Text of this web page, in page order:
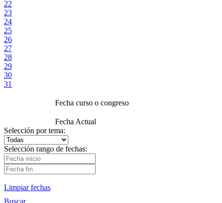
22
23
24
25
26
27
28
29
30
31
Fecha curso o congreso
Fecha Actual
Selección por tema:
Selección rango de fechas:
Limpiar fechas